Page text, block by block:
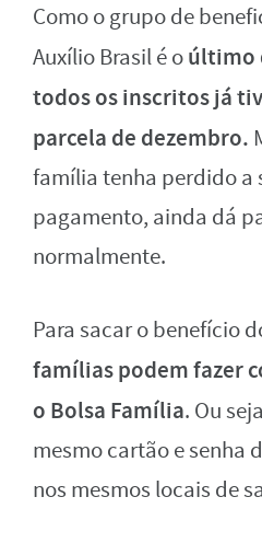
Como o grupo de
Auxílio Brasil é oúltimo
todos os inscritos já
parcela de dezembro.
família tenha perdido a
pagamento, ainda dá
normalmente.
Para sacar o benefício
famílias podem fazer
o Bolsa Família. Ou
mesmo cartão e senha
nos mesmos locais de